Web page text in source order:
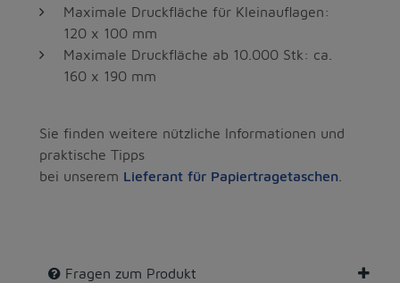
Maximale Druckfläche für Kleinauflagen:
120 x 100 mm
Maximale Druckfläche ab 10.000 Stk: ca.
160 x 190 mm
Sie finden weitere nützliche Informationen und
praktische Tipps
bei unserem Lieferant für Papiertragetaschen
Fragen zum Produkt